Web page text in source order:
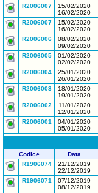
R2006007
15/02/2020
16/02/2020
R2006007
15/02/2020
16/02/2020
R2006006
08/02/2020
09/02/2020
R2006005
01/02/2020
02/02/2020
R2006004
25/01/2020
26/01/2020
R2006003
18/01/2020
19/01/2020
R2006002
11/01/2020
12/01/2020
R2006001
04/01/2020
05/01/2020
Codice Data
R1906074
21/12/2019
22/12/2019
R1906071
07/12/2019
08/12/2019